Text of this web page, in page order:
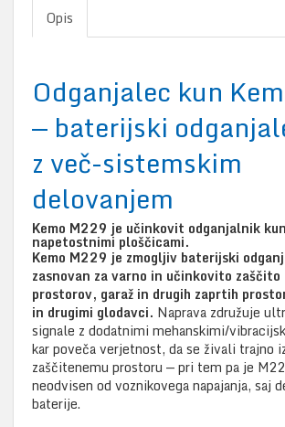
Opis
Odganjalec kun
— baterijski
z več-sistemskim
delovanjem
Kemo M229 je učinkovit odganjalnik
napetostnimi ploščicami.
Kemo M229 je zmogljiv baterijski
zasnovan za varno in učinkovito
prostorov, garaž in drugih zaprtih
in drugimi glodavci. Naprava združuje
signale z dodatnimi mehanskimi/
kar poveča verjetnost, da se živali trajno
zaščitenemu prostoru — pri tem pa je
neodvisen od voznikovega napajanja, saj
baterije.